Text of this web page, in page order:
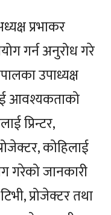
प्रभाकर
गर्न अनुरोध गरे
उपाध्यक्ष
आवश्यकताको
प्रिन्टर,
कोहिलाई
गरेको जानकारी
प्रोजेक्टर तथा